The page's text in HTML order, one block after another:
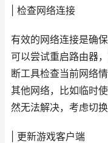
| 检查网络连接
有效的网络连接是确
可以尝试重启路由器
断工具检查当前网络
其他网络，比如临时
然无法解决，考虑切
| 更新游戏客户端